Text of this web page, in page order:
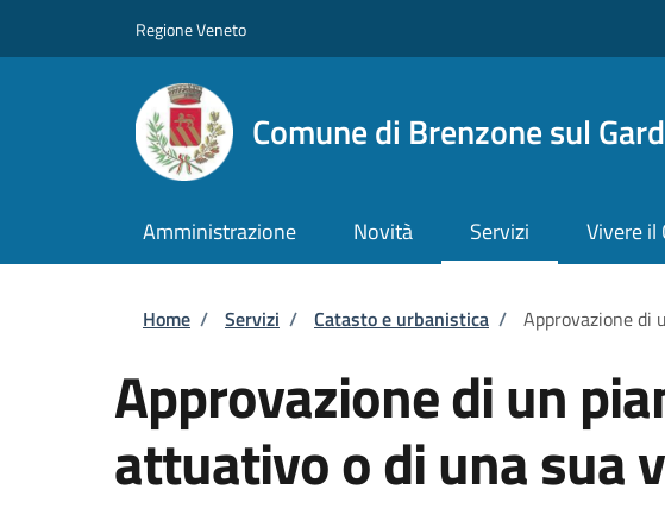
Regione Veneto
Comune di Brenzone sul
Amministrazione Novità Servizi Vivere il
Briciole di pane
Home / Servizi / Catasto e urbanistica / Approvazione di
Approvazione di un
attuativo o di una sua